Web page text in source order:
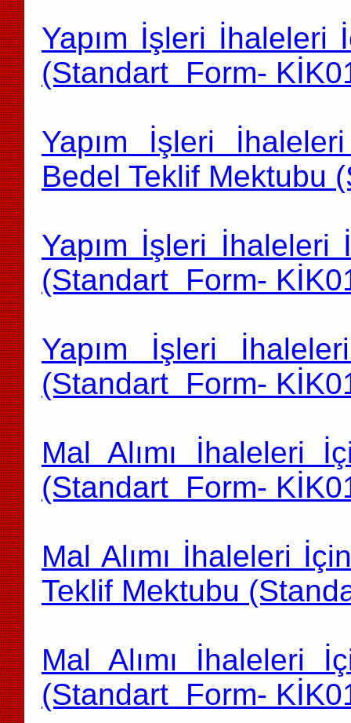
Yapım İşleri İhaleleri
(Standart Form-
Yapım İşleri
Bedel Teklif Mektubu
Yapım İşleri
(Standart Form-
Yapım İşleri
(Standart Form-
Mal Alımı İhaleleri
(Standart Form-
Mal Alımı İhaleleri
Teklif Mektubu
Mal Alımı İhaleleri
(Standart Form-